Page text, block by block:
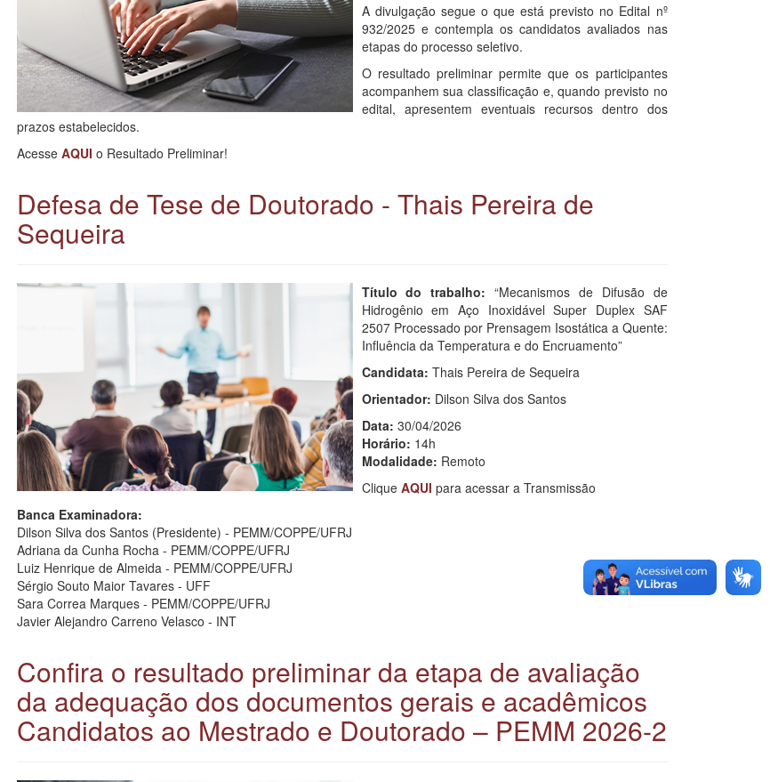
A divulgação segue o que está previsto no Edital nº
932/2025 e contempla os candidatos avaliados nas
etapas do processo seletivo.
O resultado preliminar permite que os participantes
acompanhem sua classificação e, quando previsto no
edital, apresentem eventuais recursos dentro dos
prazos estabelecidos.
Acesse AQUI o Resultado Preliminar!
Defesa de Tese de Doutorado - Thais Pereira de
Sequeira
Título do trabalho: “Mecanismos de Difusão de
Hidrogênio em Aço Inoxidável Super Duplex SAF
2507 Processado por Prensagem Isostática a Quente:
Influência da Temperatura e do Encruamento”
Candidata: Thais Pereira de Sequeira
Orientador: Dilson Silva dos Santos
Data: 30/04/2026
Horário: 14h
Modalidade: Remoto
Clique AQUI para acessar a Transmissão
Banca Examinadora:
Dilson Silva dos Santos (Presidente) - PEMM/COPPE/UFRJ
Adriana da Cunha Rocha - PEMM/COPPE/UFRJ
Luiz Henrique de Almeida - PEMM/COPPE/UFRJ
Sérgio Souto Maior Tavares - UFF
Sara Correa Marques - PEMM/COPPE/UFRJ
Javier Alejandro Carreno Velasco - INT
Confira o resultado preliminar da etapa de avaliação
da adequação dos documentos gerais e acadêmicos
Candidatos ao Mestrado e Doutorado – PEMM 2026-2